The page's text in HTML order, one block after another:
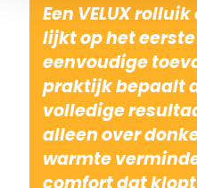
Een VELUX
lijkt op het
eenvoudige
praktijk bepaalt
volledige
alleen over
warmte
comfort dat